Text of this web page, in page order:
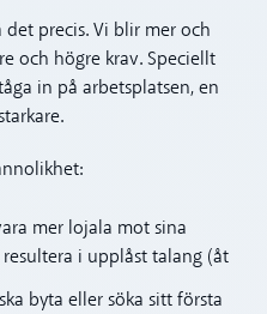
det precis. Vi blir mer och
och högre krav. Speciellt
in på arbetsplatsen, en
mer lojala mot sina
i upplåst talang (åt
byta eller söka sitt första